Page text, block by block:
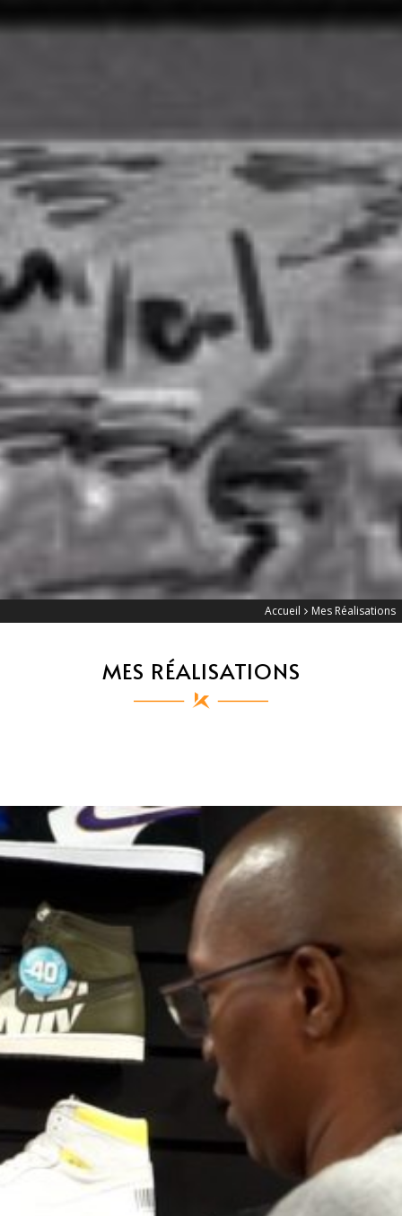
Accueil Mes Réalisations
MES RÉALISATIONS